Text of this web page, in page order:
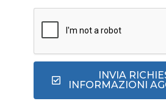
INVIA
INFORMAZIONI